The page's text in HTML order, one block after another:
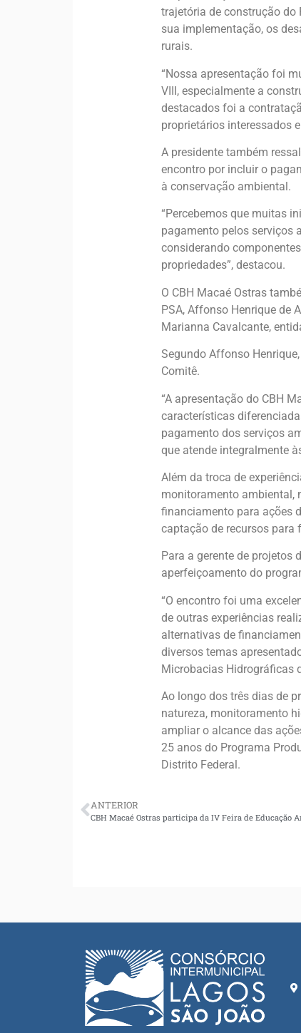
trajetória de construção do
sua implementação, os
rurais.
“Nossa apresentação foi
VIII, especialmente a
destacados foi a
proprietários interessados
A presidente também
encontro por incluir o
à conservação ambiental.
“Percebemos que muitas
pagamento pelos serviços
considerando
propriedades”, destacou.
O CBH Macaé Ostras
PSA, Affonso Henrique de
Marianna Cavalcante,
Segundo Affonso
Comitê.
“A apresentação do CBH
características
pagamento dos serviços
que atende integralmente
Além da troca de
monitoramento ambiental,
financiamento para ações
captação de recursos para
Para a gerente de
aperfeiçoamento do
“O encontro foi uma
de outras experiências
alternativas de
diversos temas
Microbacias Hidrográficas
Ao longo dos três dias de
natureza, monitoramento
ampliar o alcance das
25 anos do Programa
Distrito Federal.
ANTERIOR
CBH Macaé Ostras participa da IV Feira de Educação